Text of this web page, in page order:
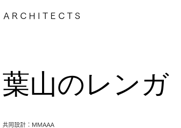
R C H I T E C T S
葉山のレンガ
共同設計：MMAAA